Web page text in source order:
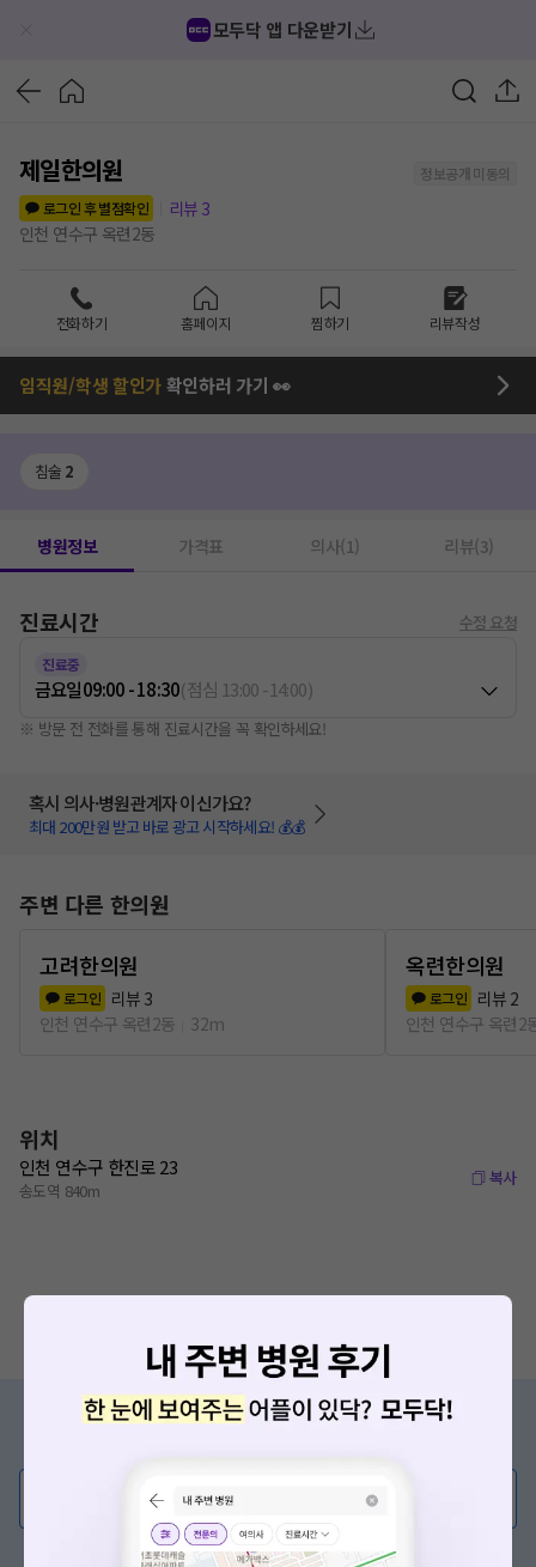
모두닥 앱 다운받기
제일한의원
정보공개 미동의
로그인 후 별점확인
리뷰 3
인천 연수구 옥련2동
전화하기 홈페이지 찜하기 리뷰작성
임직원/학생 할인가확인하러 가기 👀
침술 2
병원정보 가격표 의사(1) 리뷰(3)
진료시간 수정 요청
진료중
금요일09:00 - 18:30(점심 13:00-14:00)
※ 방문 전 전화를 통해 진료시간을 꼭 확인하세요!
혹시 의사·병원관계자 이신가요?
최대 200만원 받고 바로 광고 시작하세요! 💰💰
주변 다른 한의원
고려한의원
로그인 리뷰 3
인천 연수구 옥련2동
32m
옥련한의원
로그인 리뷰 2
인천 연수구 옥련2
위치
인천 연수구 한진로 23
송도역 840m
복사
증상/치료, 궁금한 점이 있나요?
💬 무엇이든 물어보세요
혹은, 의료상담 서비스에 다양한 게시글 보러가기